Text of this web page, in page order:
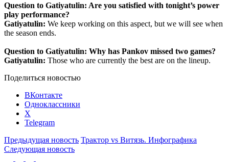
Question to Gatiyatulin: Are you satisfied with tonight’s power
play performance?
Gatiyatulin: We keep working on this aspect, but we will see when
the season ends.
Question to Gatiyatulin: Why has Pankov missed two games?
Gatiyatulin: Those who are currently the best are on the lineup.
Поделиться новостью
ВКонтакте
Одноклассники
X
Telegram
Предыдущая новость Трактор vs Витязь. Инфографика
Следующая новость